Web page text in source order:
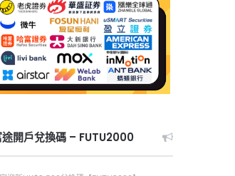
途開戶兌換碼 – FUTU2000